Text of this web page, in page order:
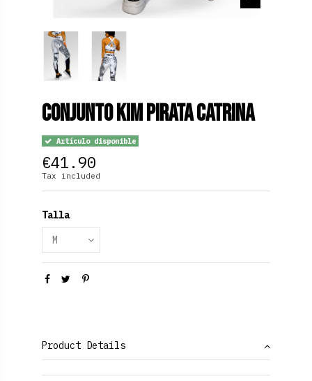
Conjunto Kim Pirata Catrina
Artículo disponible
€41.90
Tax included
Talla
Product Details